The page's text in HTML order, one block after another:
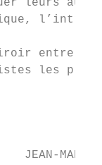
leurs
entre
les plus
JEAN-